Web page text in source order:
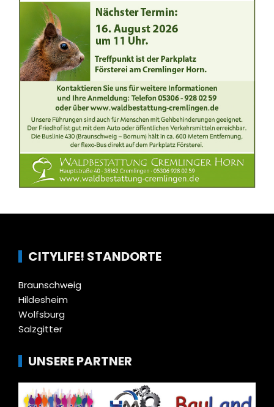
CITYLIFE! STANDORTE
Braunschweig
Hildesheim
Wolfsburg
Salzgitter
UNSERE PARTNER